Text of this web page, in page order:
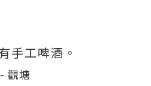
手工啤酒。